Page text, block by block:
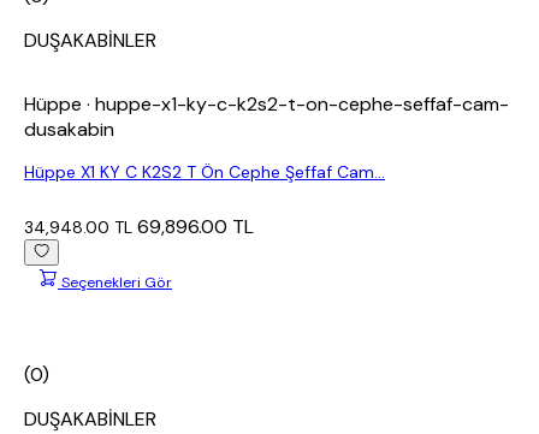
DUŞAKABİNLER
Hüppe · huppe-x1-ky-c-k2s2-t-on-cephe-seffaf-cam-
dusakabin
Hüppe X1 KY C K2S2 T Ön Cephe Şeffaf Cam...
34,948.00 TL 69,896.00 TL
Seçenekleri Gör
(0)
DUŞAKABİNLER